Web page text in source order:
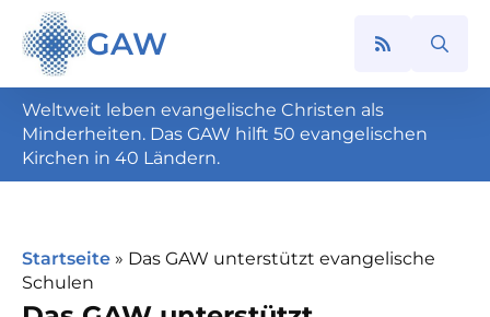
GAW
Search
Weltweit leben evangelische Christen als
Minderheiten. Das GAW hilft 50 evangelischen
Kirchen in 40 Ländern.
Startseite » Das GAW unterstützt evangelische
Schulen